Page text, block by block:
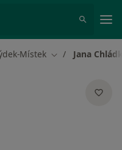
Místek Změna města
Jana